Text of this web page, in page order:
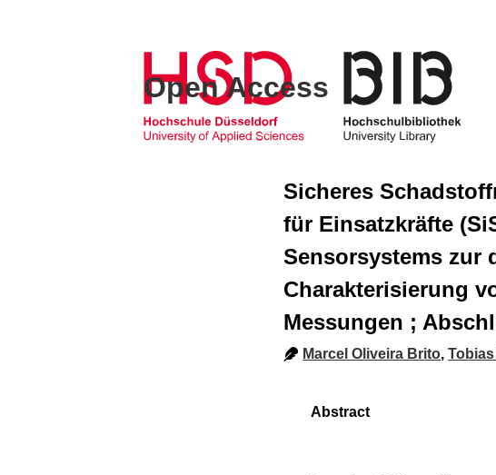
Open Access
Sicheres
für Einsatzkräfte
Sensorsystems zur
Charakterisierung
Messungen ;
Marcel Oliveira Brito,Tobias